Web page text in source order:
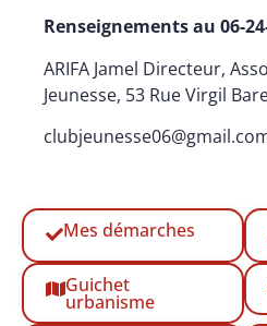
Renseignements au 06-
ARIFA Jamel Directeur,
Jeunesse, 53 Rue Virgil
Mes démarches
Guichet
urbanisme